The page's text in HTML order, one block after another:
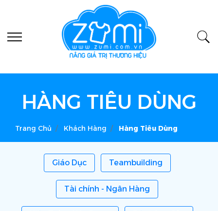
HÀNG TIÊU DÙNG
Trang Chủ Khách Hàng Hàng Tiêu Dùng
Giáo Dục Teambuilding
Tài chính - Ngân Hàng